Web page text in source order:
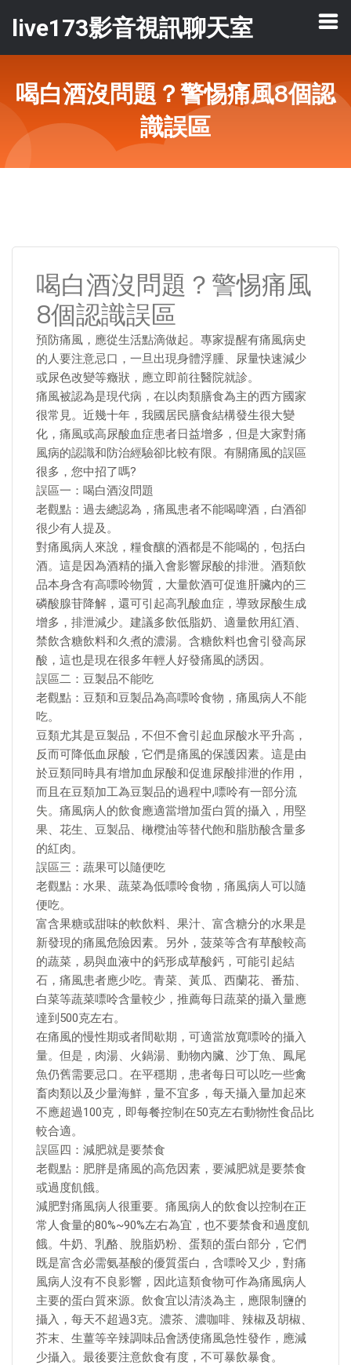
live173影音視訊聊天室
喝白酒沒問題？警惕痛風8個認
識誤區
喝白酒沒問題？警惕痛風
8個認識誤區
預防痛風，應從生活點滴做起。專家提醒有痛風病史
的人要注意忌口，一旦出現身體浮腫、尿量快速減少
或尿色改變等癥狀，應立即前往醫院就診。
痛風被認為是現代病，在以肉類膳食為主的西方國家
很常見。近幾十年，我國居民膳食結構發生很大變
化，痛風或高尿酸血症患者日益增多，但是大家對痛
風病的認識和防治經驗卻比較有限。有關痛風的誤區
很多，您中招了嗎?
誤區一：喝白酒沒問題
老觀點：過去總認為，痛風患者不能喝啤酒，白酒卻
很少有人提及。
對痛風病人來說，糧食釀的酒都是不能喝的，包括白
酒。這是因為酒精的攝入會影響尿酸的排泄。酒類飲
品本身含有高嘌呤物質，大量飲酒可促進肝臟內的三
磷酸腺苷降解，還可引起高乳酸血症，導致尿酸生成
增多，排泄減少。建議多飲低脂奶、適量飲用紅酒、
禁飲含糖飲料和久煮的濃湯。含糖飲料也會引發高尿
酸，這也是現在很多年輕人好發痛風的誘因。
誤區二：豆製品不能吃
老觀點：豆類和豆製品為高嘌呤食物，痛風病人不能
吃。
豆類尤其是豆製品，不但不會引起血尿酸水平升高，
反而可降低血尿酸，它們是痛風的保護因素。這是由
於豆類同時具有增加血尿酸和促進尿酸排泄的作用，
而且在豆類加工為豆製品的過程中,嘌呤有一部分流
失。痛風病人的飲食應適當增加蛋白質的攝入，用堅
果、花生、豆製品、橄欖油等替代飽和脂肪酸含量多
的紅肉。
誤區三：蔬果可以隨便吃
老觀點：水果、蔬菜為低嘌呤食物，痛風病人可以隨
便吃。
富含果糖或甜味的軟飲料、果汁、富含糖分的水果是
新發現的痛風危險因素。另外，菠菜等含有草酸較高
的蔬菜，易與血液中的鈣形成草酸鈣，可能引起結
石，痛風患者應少吃。青菜、黃瓜、西蘭花、番茄、
白菜等蔬菜嘌呤含量較少，推薦每日蔬菜的攝入量應
達到500克左右。
在痛風的慢性期或者間歇期，可適當放寬嘌呤的攝入
量。但是，肉湯、火鍋湯、動物內臟、沙丁魚、鳳尾
魚仍舊需要忌口。在平穩期，患者每日可以吃一些禽
畜肉類以及少量海鮮，量不宜多，每天攝入量加起來
不應超過100克，即每餐控制在50克左右動物性食品比
較合適。
誤區四：減肥就是要禁食
老觀點：肥胖是痛風的高危因素，要減肥就是要禁食
或過度飢餓。
減肥對痛風病人很重要。痛風病人的飲食以控制在正
常人食量的80%~90%左右為宜，也不要禁食和過度飢
餓。牛奶、乳酪、脫脂奶粉、蛋類的蛋白部分，它們
既是富含必需氨基酸的優質蛋白，含嘌呤又少，對痛
風病人沒有不良影響，因此這類食物可作為痛風病人
主要的蛋白質來源。飲食宜以清淡為主，應限制鹽的
攝入，每天不超過3克。濃茶、濃咖啡、辣椒及胡椒、
芥末、生薑等辛辣調味品會誘使痛風急性發作，應減
少攝入。最後要注意飲食有度，不可暴飲暴食。